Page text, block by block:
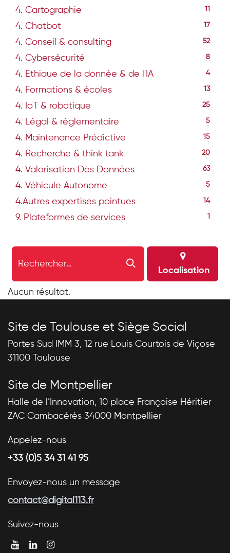
4. Cartographie
4. Chatbot 17
4. Conseil & consulting 52
4. Cybersécurité 8
4. Ethique de la donnée & de l'IA 4
4. Formations & écoles 13
4. IoT & robotique 25
4. Légal & réglementaire 5
4. Maintenance Prédictive 15
4. Recherche & think tank 20
4. Valorisation Des Données 63
4. Véhicule Autonome 5
4.Autres expertises pointues 14
9. Plateformes de services
Localisation
Aucun résultat.
Site de Toulouse et Siège Social
Portes Sud IMM 3, 12 rue Louis Courtois de Viçose
31100 Toulouse
Site de Montpellier
Halle de l’Innovation, 10 place Françoise Héritier
ZAC Cambacérès 34000 Montpellier
Appelez-nous
+33 (0)5 34 31 41 95
Envoyez-nous un message
contact@digital113.fr
Suivez-nous